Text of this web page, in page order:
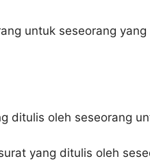
untuk seseorang yang
ditulis oleh seseorang
yang ditulis oleh